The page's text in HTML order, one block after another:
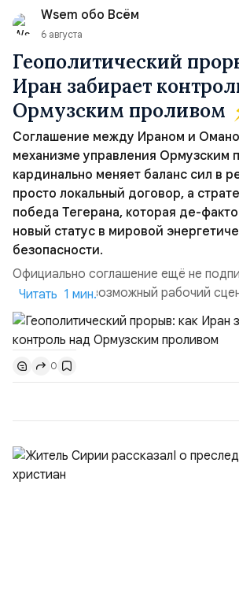
всеобщее обозрение, одновреме...
Wsem обо Всём
6 августа
Геополитический
Иран забирает
Ормузским проливом
Соглашение между Ираном и
механизме управления Ормузским
кардинально меняет баланс сил в
просто локальный договор, а
победа Тегерана, которая де-
новый статус в мировой
безопасности.
Официально соглашение ещё не
пункты — это возможный рабочий
скорее всего будут
тезисы и последствия этого
доли контроля (75 на 25). Было: Ранее
контролировали пролив на
50/50. Стало: Новое соглашение
Читать 1 мин.
0